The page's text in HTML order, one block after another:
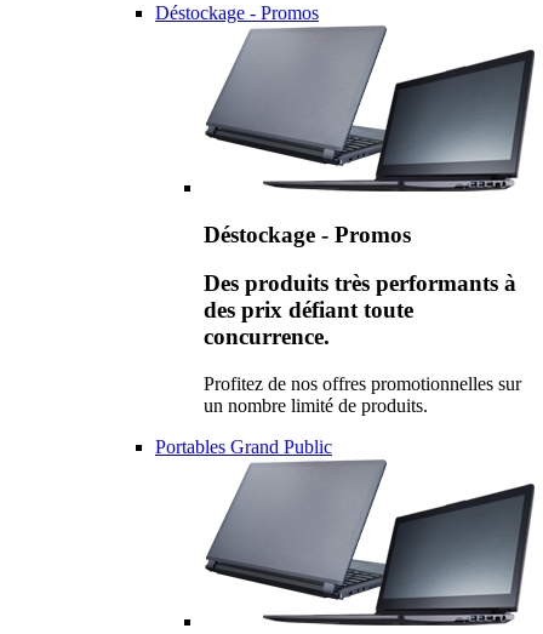
Déstockage - Promos
Déstockage - Promos
Des produits très performants à
des prix défiant toute
concurrence.
Profitez de nos offres promotionnelles sur
un nombre limité de produits.
Portables Grand Public